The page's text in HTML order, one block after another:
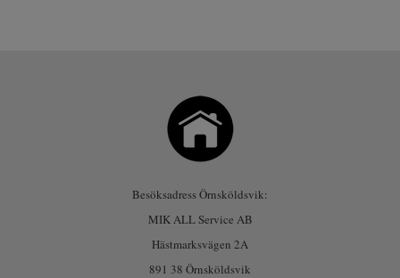
Besöksadress Örnsköldsvik:
MIK ALL Service AB
Hästmarksvägen 2A
891 38 Örnsköldsvik